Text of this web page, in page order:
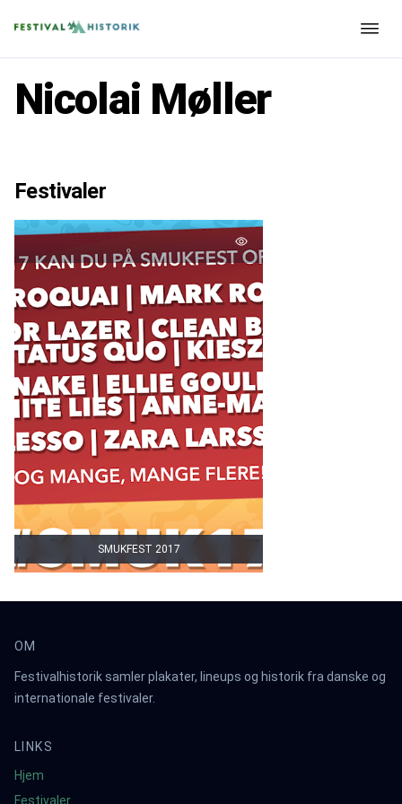
Nicolai Møller
Festivaler
SMUKFEST 2017
OM
Festivalhistorik samler plakater, lineups og historik fra danske og
internationale festivaler.
LINKS
Hjem
Festivaler